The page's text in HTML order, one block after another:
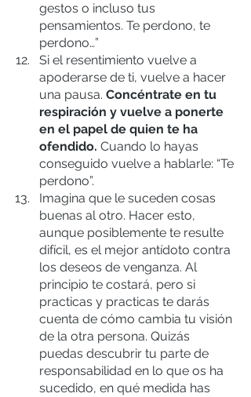
gestos o incluso tus
pensamientos. Te perdono, te
perdono…”
Si el resentimiento vuelve a
apoderarse de ti, vuelve a hacer
una pausa. Concéntrate en tu
respiración y vuelve a ponerte
en el papel de quien te ha
ofendido. Cuando lo hayas
conseguido vuelve a hablarle: “Te
perdono”.
Imagina que le suceden cosas
buenas al otro. Hacer esto,
aunque posiblemente te resulte
difícil, es el mejor antídoto contra
los deseos de venganza. Al
principio te costará, pero si
practicas y practicas te darás
cuenta de cómo cambia tu visión
de la otra persona. Quizás
puedas descubrir tu parte de
responsabilidad en lo que os ha
sucedido, en qué medida has